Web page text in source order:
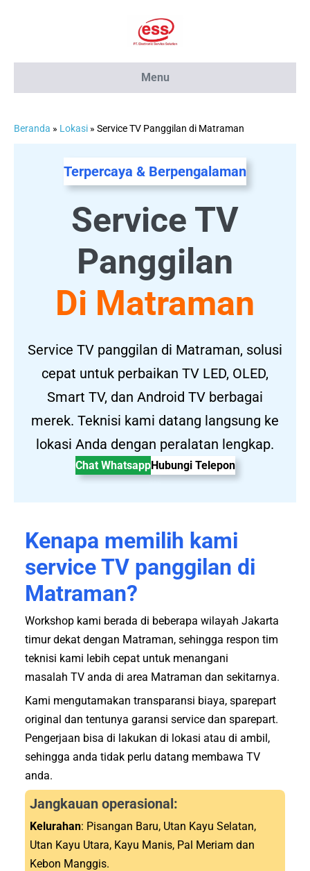
Menu
Beranda » Lokasi » Service TV Panggilan di Matraman
Terpercaya & Berpengalaman
Service TV
Panggilan
Di Matraman
Service TV panggilan di Matraman, solusi
cepat untuk perbaikan TV LED, OLED,
Smart TV, dan Android TV berbagai
merek. Teknisi kami datang langsung ke
lokasi Anda dengan peralatan lengkap.
Chat WhatsappHubungi Telepon
Kenapa memilih kami
service TV panggilan di
Matraman?
Workshop kami berada di beberapa wilayah Jakarta
timur dekat dengan Matraman, sehingga respon tim
teknisi kami lebih cepat untuk menangani
masalah TV anda di area Matraman dan sekitarnya.
Kami mengutamakan transparansi biaya, sparepart
original dan tentunya garansi service dan sparepart.
Pengerjaan bisa di lakukan di lokasi atau di ambil,
sehingga anda tidak perlu datang membawa TV
anda.
Jangkauan operasional:
Kelurahan: Pisangan Baru, Utan Kayu Selatan,
Utan Kayu Utara, Kayu Manis, Pal Meriam dan
Kebon Manggis.